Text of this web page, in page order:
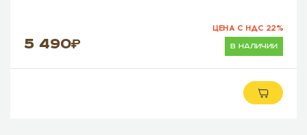
5 490 в наличии
ЦЕНА С НДС 22%